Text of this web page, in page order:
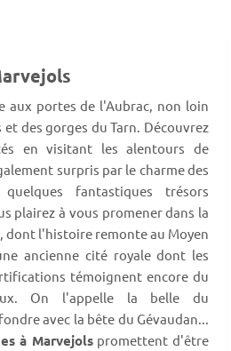
aux portes de l'Aubrac, non loin
et des gorges du Tarn. Découvrez
en visitant les alentours de
surpris par le charme des
fantastiques trésors
plairez à vous promener dans la
dont l'histoire remonte au Moyen
ancienne cité royale dont les
témoignent encore du
On l'appelle la belle du
avec la bête du Gévaudan...
à Marvejolspromettent d'être